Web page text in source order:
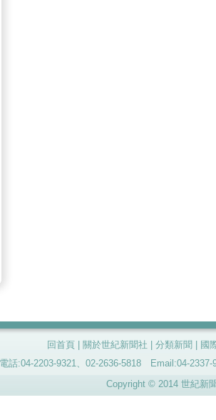
回首頁 關於世紀新聞社 分類新聞
國
話:04-2203-9321、02-2636-5818 Email:04-
Copyright © 2014 世紀新